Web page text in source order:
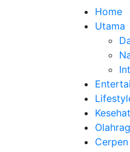
Home
Utama